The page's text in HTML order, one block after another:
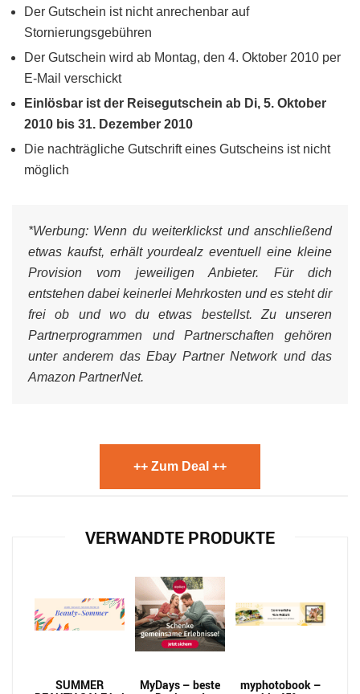
Der Gutschein ist nicht anrechenbar auf
Stornierungsgebühren
Der Gutschein wird ab Montag, den 4. Oktober 2010 per
E-Mail verschickt
Einlösbar ist der Reisegutschein ab Di, 5. Oktober
2010 bis 31. Dezember 2010
Die nachträgliche Gutschrift eines Gutscheins ist nicht
möglich
*Werbung: Wenn du weiterklickst und anschließend
etwas kaufst, erhält yourdealz eventuell eine kleine
Provision vom jeweiligen Anbieter. Für dich
entstehen dabei keinerlei Mehrkosten und es steht dir
frei ob und wo du etwas bestellst. Zu unseren
Partnerprogrammen und Partnerschaften gehören
unter anderem das Ebay Partner Network und das
Amazon PartnerNet.
++ Zum Deal ++
VERWANDTE PRODUKTE
SUMMER
MyDays – beste
myphotobook –